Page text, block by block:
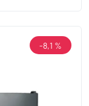
-8,1 %